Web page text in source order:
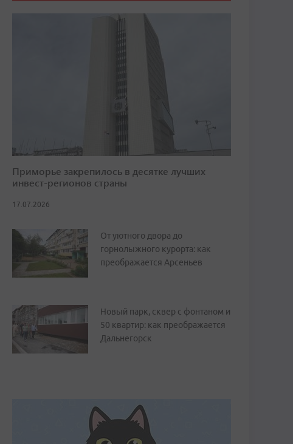
Приморье закрепилось в десятке лучших
инвест-регионов страны
17.07.2026
От уютного двора до
горнолыжного курорта: как
преображается Арсеньев
Новый парк, сквер с фонтаном и
50 квартир: как преображается
Дальнегорск